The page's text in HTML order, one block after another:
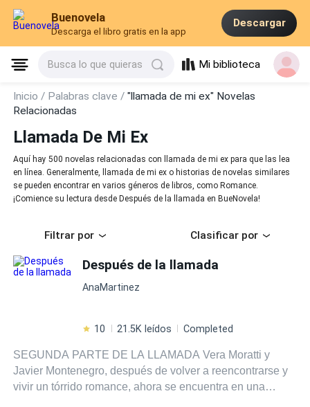
Buenovela
Descarga el libro gratis en la app
Descargar
Busca lo que quieras Mi biblioteca
Inicio / Palabras clave /"llamada de mi ex" Novelas
Relacionadas
Llamada De Mi Ex
Aquí hay 500 novelas relacionadas con llamada de mi ex para que las lea
en línea. Generalmente, llamada de mi ex o historias de novelas similares
se pueden encontrar en varios géneros de libros, como Romance.
¡Comience su lectura desde Después de la llamada en BueNovela!
Filtrar por Clasificar por
Después de la llamada
AnaMartinez
10 21.5K leídos Completed
SEGUNDA PARTE DE LA LLAMADA Vera Moratti y
Javier Montenegro, después de volver a reencontrarse y
vivir un tórrido romance, ahora se encuentra en una